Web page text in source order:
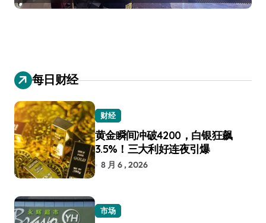
每日财经
财经
黄金瞬间冲破4200，白银狂飙
3.5%！三大利好连夜引爆
8 月 6 , 2026
市场